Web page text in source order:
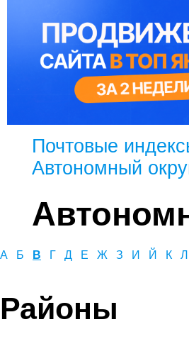
Почтовые
Автономный
А Б В Г Д Е Ж З И Й К Л
Районы